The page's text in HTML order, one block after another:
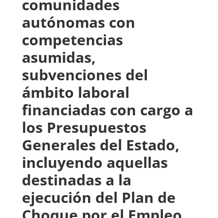
comunidades
autónomas con
competencias
asumidas,
subvenciones del
ámbito laboral
financiadas con cargo a
los Presupuestos
Generales del Estado,
incluyendo aquellas
destinadas a la
ejecución del Plan de